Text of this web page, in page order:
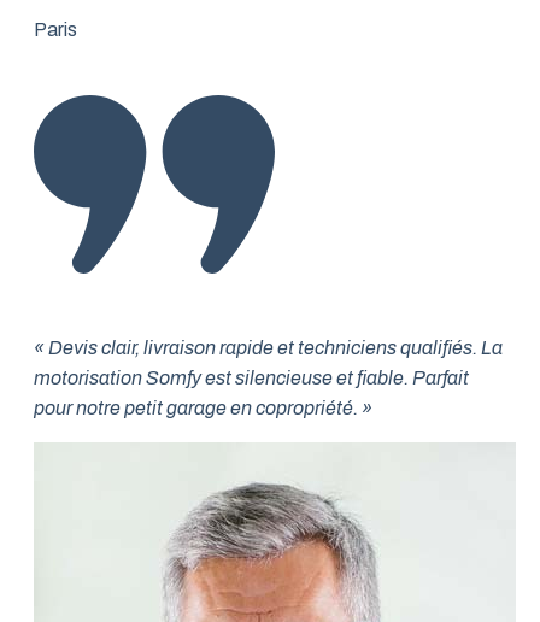
Paris
« Devis clair, livraison rapide et techniciens qualifiés. La
motorisation Somfy est silencieuse et fiable. Parfait
pour notre petit garage en copropriété. »